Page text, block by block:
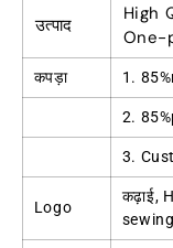
उत्पाद
High
One-
कपड़ा 1. 85%
2. 85%
3.
Logo
कढ़ाई,